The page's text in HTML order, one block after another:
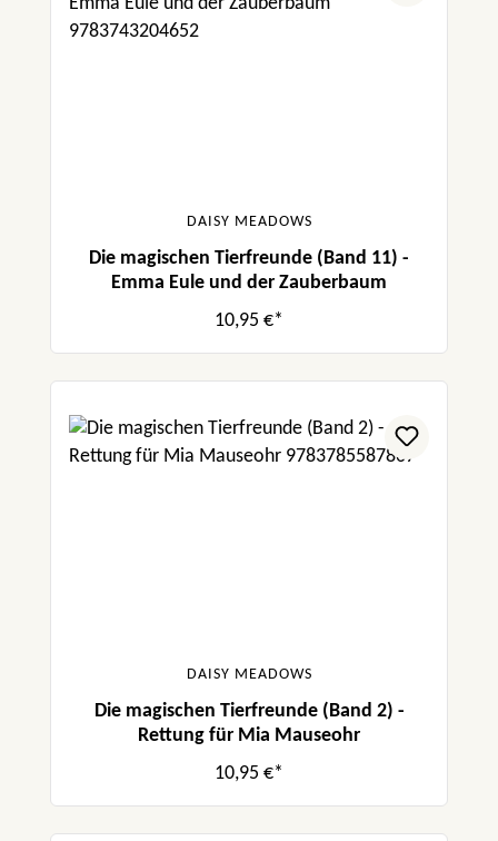
DAISY MEADOWS
Die magischen Tierfreunde (Band 11) -
Emma Eule und der Zauberbaum
10,95 €*
DAISY MEADOWS
Die magischen Tierfreunde (Band 2) -
Rettung für Mia Mauseohr
10,95 €*